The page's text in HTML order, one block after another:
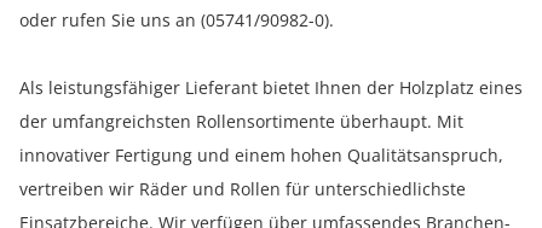
oder rufen Sie uns an (05741/90982-0).
Als leistungsfähiger Lieferant bietet Ihnen der Holzplatz eines
der umfangreichsten Rollensortimente überhaupt. Mit
innovativer Fertigung und einem hohen Qualitätsanspruch,
vertreiben wir Räder und Rollen für unterschiedlichste
Einsatzbereiche. Wir verfügen über umfassendes Branchen-